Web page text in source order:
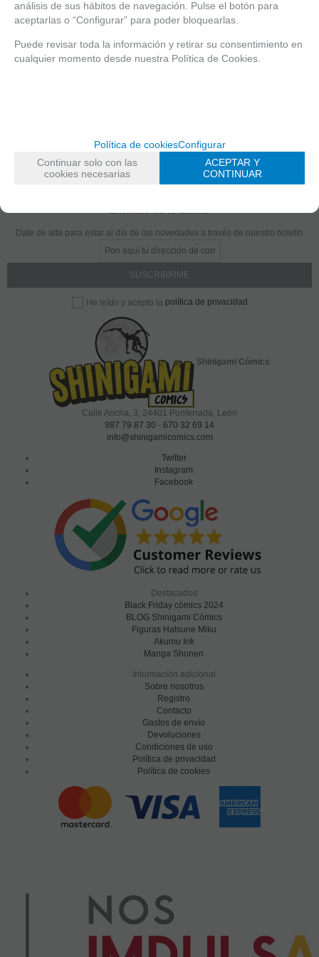
Solicitar más info Recomendar
Entérate de lo último
Date de alta para estar al día de las novedades a través de nuestro boletín
He leído y acepto la política de privacidad
Shinigami Cómics
Calle Ancha, 3, 24401 Ponferrada, León
987 79 87 30 - 670 32 69 14
info@shinigamicomics.com
Twitter
Instagram
Facebook
Destacados
Black Friday cómics 2024
BLOG Shinigami Cómics
Figuras Hatsune Miku
Akumu Ink
Manga Shonen
Información adicional
Sobre nosotros
Registro
Contacto
Gastos de envío
Devoluciones
Condiciones de uso
Política de privacidad
Política de cookies
análisis de sus hábitos de navegación. Pulse el botón para
aceptarlas o “Configurar” para poder bloquearlas.
Puede revisar toda la información y retirar su consentimiento en
cualquier momento desde nuestra Política de Cookies.
Política de cookiesConfigurar
Continuar solo con las
cookies necesarias
ACEPTAR Y
CONTINUAR